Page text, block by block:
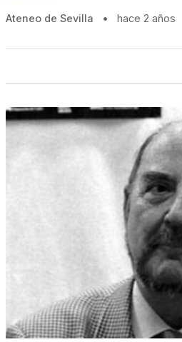
Ateneo de Sevilla • hace 2 años